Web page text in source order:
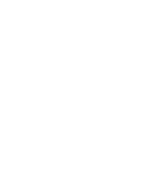
intérieur…